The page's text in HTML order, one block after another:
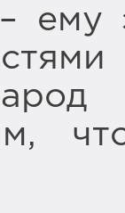
ему